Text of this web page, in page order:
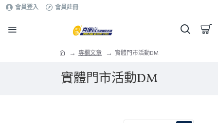
會員登入 會員註冊
專欄文章 實體門市活動DM
實體門市活動DM